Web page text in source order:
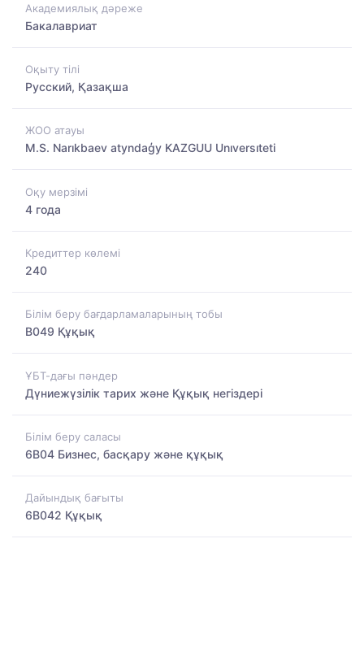
Академиялық дәреже
Бакалавриат
Оқыту тілі
Русский, Қазақша
ЖОО атауы
M.S. Narıkbaev atyndaģy KAZGUU Unıversıteti
Оқу мерзімі
4 года
Кредиттер көлемі
240
Білім беру бағдарламаларының тобы
B049 Құқық
ҰБТ-дағы пәндер
Дүниежүзілік тарих және Құқық негіздері
Білім беру саласы
6B04 Бизнес, басқару және құқық
Дайындық бағыты
6B042 Құқық